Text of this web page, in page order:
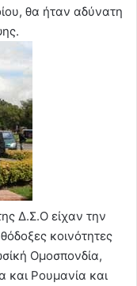
θα ήταν αδύνατη
Δ.Σ.Ο είχαν την
κοινότητες
Ομοσπονδία,
και Ρουμανία και